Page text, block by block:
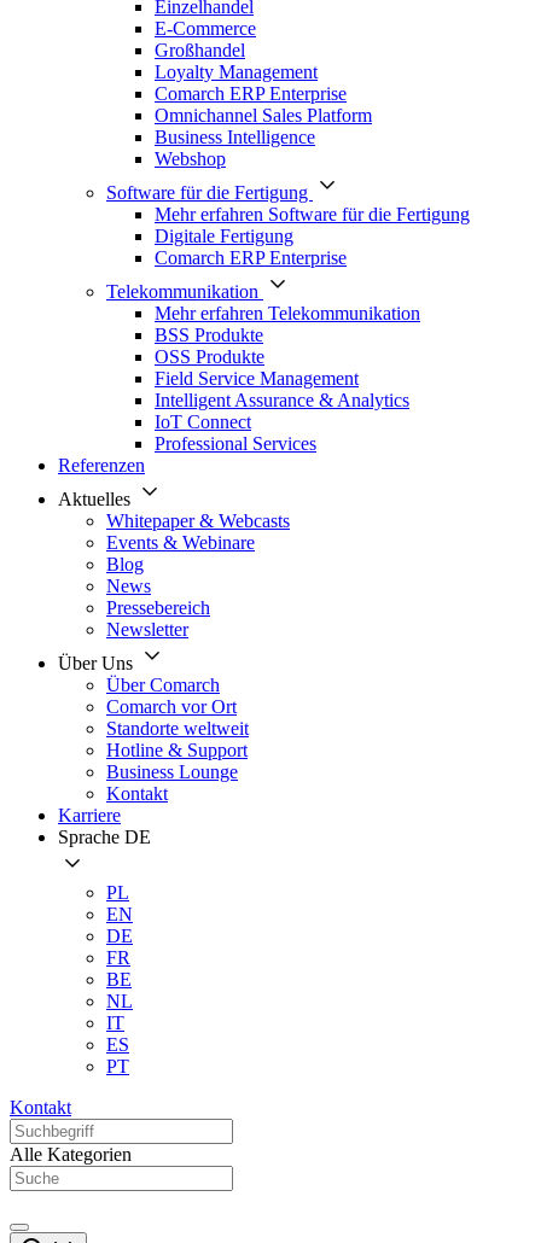
Einzelhandel
E-Commerce
Großhandel
Loyalty Management
Comarch ERP Enterprise
Omnichannel Sales Platform
Business Intelligence
Webshop
Software für die Fertigung
Mehr erfahren Software für die Fertigung
Digitale Fertigung
Comarch ERP Enterprise
Telekommunikation
Mehr erfahren Telekommunikation
BSS Produkte
OSS Produkte
Field Service Management
Intelligent Assurance & Analytics
IoT Connect
Professional Services
Referenzen
Aktuelles
Whitepaper & Webcasts
Events & Webinare
Blog
News
Pressebereich
Newsletter
Über Uns
Über Comarch
Comarch vor Ort
Standorte weltweit
Hotline & Support
Business Lounge
Kontakt
Karriere
Sprache DE
PL
EN
DE
FR
BE
NL
IT
ES
PT
Kontakt
Alle Kategorien